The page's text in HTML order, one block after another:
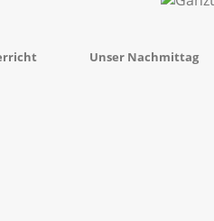
Unser Nachmittag